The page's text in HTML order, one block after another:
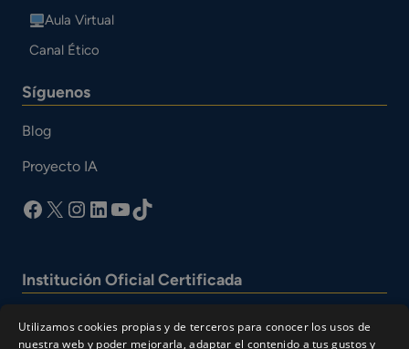
Aula Virtual
Canal Ético
Síguenos
Blog
Proyecto IA
facebook
X Instagram
LinkedIn
YouTube
TikTok
Institución Oficial Certificada
Utilizamos cookies propias y de terceros para conocer los usos de
nuestra web y poder mejorarla, adaptar el contenido a tus gustos y